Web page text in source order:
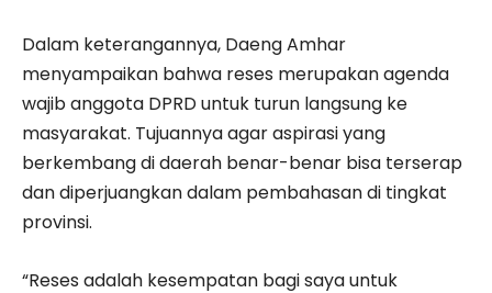
Dalam keterangannya, Daeng Amhar
menyampaikan bahwa reses merupakan agenda
wajib anggota DPRD untuk turun langsung ke
masyarakat. Tujuannya agar aspirasi yang
berkembang di daerah benar-benar bisa terserap
dan diperjuangkan dalam pembahasan di tingkat
provinsi.
“Reses adalah kesempatan bagi saya untuk